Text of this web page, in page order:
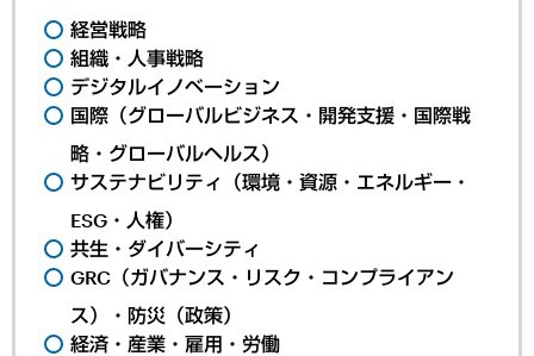
経営戦略
組織・人事戦略
デジタルイノベーション
国際（グローバルビジネス・開発支援・国際戦
略・グローバルヘルス）
サステナビリティ（環境・資源・エネルギー・
ESG・人権）
共生・ダイバーシティ
GRC（ガバナンス・リスク・コンプライアン
ス）・防災（政策）
経済・産業・雇用・労働